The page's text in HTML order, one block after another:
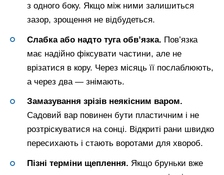
з одного боку. Якщо між ними залишиться
зазор, зрощення не відбудеться.
Слабка або надто туга обв’язка. Пов’язка
має надійно фіксувати частини, але не
врізатися в кору. Через місяць її послаблюють,
а через два — знімають.
Замазування зрізів неякісним варом.
Садовий вар повинен бути пластичним і не
розтріскуватися на сонці. Відкриті рани швидко
пересихають і стають воротами для хвороб.
Пізні терміни щеплення. Якщо бруньки вже